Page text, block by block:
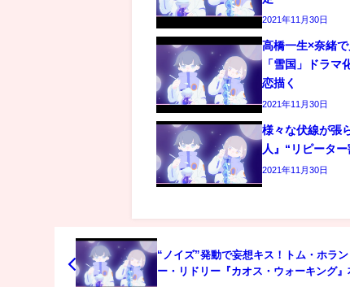
2021年11月30日
高橋一生×奈緒
「雪国」ドラマ
恋描く
2021年11月30日
様々な伏線が張
人』“リピータ
2021年11月30日
“ノイズ”発動で妄想キス！トム・ホラ
ー・リドリー『カオス・ウォーキング